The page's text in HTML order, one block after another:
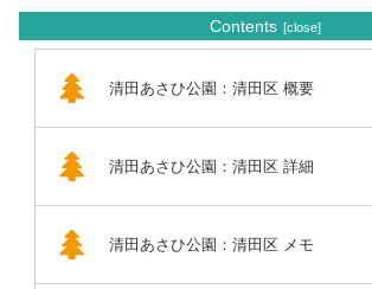
Contents
清田あさひ公園：清田区 概要
清田あさひ公園：清田区 詳細
清田あさひ公園：清田区 メモ